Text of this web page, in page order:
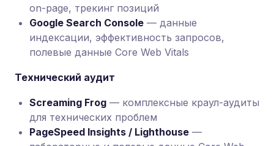
on-page, трекинг позиций
Google Search Console — данные
индексации, эффективность запросов,
полевые данные Core Web Vitals
Технический аудит
Screaming Frog — комплексные краул-аудиты
для технических проблем
PageSpeed Insights / Lighthouse —